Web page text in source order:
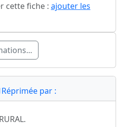
cette fiche : ajouter les
Réprimée par :